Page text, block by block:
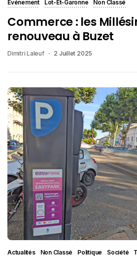
Événement Lot-Et-Garonne Non Classé
Commerce : les
renouveau à Buzet
Dimitri Laleuf 2 Juillet 2025
Actualités Non Classé Politique Société